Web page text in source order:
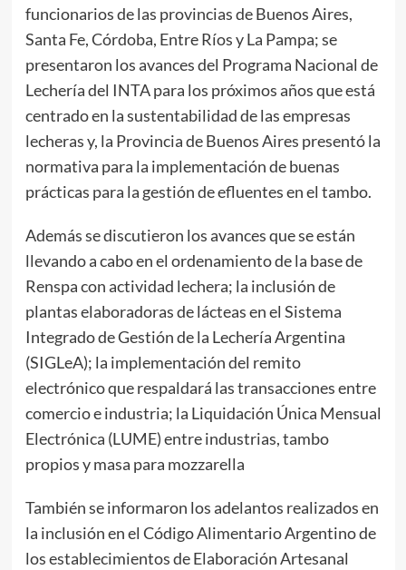
funcionarios de las provincias de Buenos Aires,
Santa Fe, Córdoba, Entre Ríos y La Pampa; se
presentaron los avances del Programa Nacional de
Lechería del INTA para los próximos años que está
centrado en la sustentabilidad de las empresas
lecheras y, la Provincia de Buenos Aires presentó la
normativa para la implementación de buenas
prácticas para la gestión de efluentes en el tambo.
Además se discutieron los avances que se están
llevando a cabo en el ordenamiento de la base de
Renspa con actividad lechera; la inclusión de
plantas elaboradoras de lácteas en el Sistema
Integrado de Gestión de la Lechería Argentina
(SIGLeA); la implementación del remito
electrónico que respaldará las transacciones entre
comercio e industria; la Liquidación Única Mensual
Electrónica (LUME) entre industrias, tambo
propios y masa para mozzarella
También se informaron los adelantos realizados en
la inclusión en el Código Alimentario Argentino de
los establecimientos de Elaboración Artesanal